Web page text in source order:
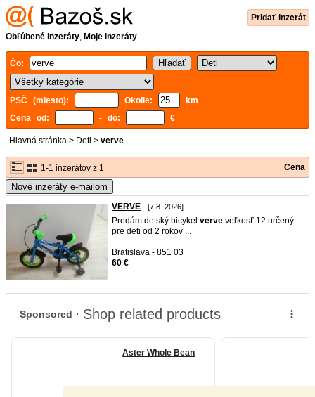
Pridať inzerát
Obľúbené inzeráty, Moje inzeráty
Čo:
PSČ (miesto): Okolie:
km
Cena od:
- do: €
Hlavná stránka > Deti > verve
1-1 inzerátov z 1 Cena
Nové inzeráty e-mailom
VERVE - [7.8. 2026]
Predám detský bicykel verve veľkosť 12 určený
pre deti od 2 rokov ...
Bratislava - 851 03
60 €